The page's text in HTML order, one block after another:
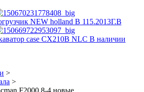
NEW holland B 115.2013Г.В
case CX210B NLC В наличии
>
>
F2000 8-4 новые